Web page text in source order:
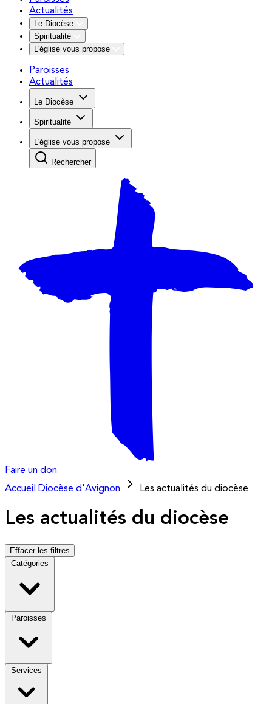
Actualités
Le Diocèse
Spiritualité
L'église vous propose
Paroisses
Actualités
Le Diocèse
Spiritualité
L'église vous propose
Rechercher
Faire un don
Accueil
Diocèse d'Avignon Les actualités du diocèse
Les actualités du diocèse
Effacer les filtres
Catégories
Paroisses
Services